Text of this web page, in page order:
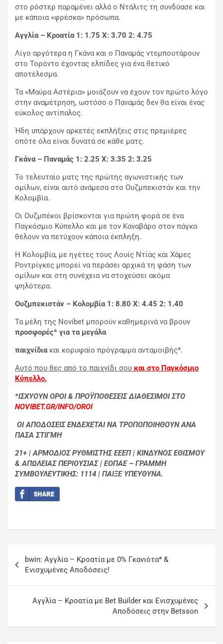
στο ρόστερ παραμένει αλλά ο Ντάλιτς τη συνδύασε και
με κάποια «φρέσκα» πρόσωπα.
Αγγλία – Κροατία 1: 1.75 X: 3.70 2: 4.75
Λίγο αργότερα η Γκάνα και ο Παναμάς ντεμπουτάρουν
στο Τορόντο έχοντας ελπίδες για ένα θετικό
αποτέλεσμα.
Τα «Μαύρα Αστέρια» μοιάζουν να έχουν τον πρώτο λόγο
στην αναμέτρηση, ωστόσο ο Παναμάς δεν θα είναι ένας
εύκολος αντίπαλος.
Ήδη υπάρχουν αρκετές εκπλήξεις στις πρεμιέρες
οπότε όλα είναι δυνατά σε κάθε ματς.
Γκάνα – Παναμάς 1: 2.25 X: 3.35 2: 3.25
Το τελευταίο ματς της πρώτης αγωνιστικής των
ομίλων, είναι αυτό ανάμεσα στο Ουζμπεκιστάν και την
Κολομβία.
Οι Ουζμπέκοι βρίσκονται για πρώτη φορά σε ένα
Παγκόσμιο Κύπελλο και με τον Καναβάρο στον πάγκο
θέλουν να πετύχουν κάποια έκπληξη.
Η Κολομβία, με ηγέτες τους Λουίς Ντίας και Χάμες
Ροντρίγκες μπορεί να περάσει αρχικά τη φάση των
ομίλων και στη συνέχεια να στοχεύσει ακόμα
ψηλότερα.
Ουζμπεκιστάν – Κολομβία 1: 8.80 X: 4.45 2: 1.40
Τα μέλη της Novibet μπορούν καθημερινά να βρουν
προσφορές* για τα μεγάλα
παιχνίδιακαι κορυφαίο πρόγραμμα ανταμοιβής*.
Αυτό που θες από το παιχνίδι σου και στο Παγκόσμιο
Κύπελλο.
*ΙΣΧΥΟΥΝ ΟΡΟΙ & ΠΡΟΫΠΟΘΕΣΕΙΣ ΔΙΑΘΕΣΙΜΟΙ ΣΤΟ
NOVIBET.GR/INFO/OROI
ΟΙ ΑΠΟΔΟΣΕΙΣ ΕΝΔΕΧΕΤΑΙ ΝΑ ΤΡΟΠΟΠΟΙΗΘΟΥΝ ΑΝΑ
ΠΑΣΑ ΣΤΙΓΜΗ
21+ | ΑΡΜΟΔΙΟΣ ΡΥΘΜΙΣΤΗΣ ΕΕΕΠ | ΚΙΝΔΥΝΟΣ ΕΘΙΣΜΟΥ
& ΑΠΩΛΕΙΑΣ ΠΕΡΙΟΥΣΙΑΣ | ΕΟΠΑΕ – ΓΡΑΜΜΗ
ΣΥΜΒΟΥΛΕΥΤΙΚΗΣ: 1114 | ΠΑΙΞΕ ΥΠΕΥΘΥΝΑ.
bwin: Αγγλία – Κροατία με 0% Γκανιότα* &
Ενισχυμένες Αποδόσεις!
Αγγλία – Κροατία με Bet Builder και Ενισχυμένες
Αποδόσεις στην Betsson